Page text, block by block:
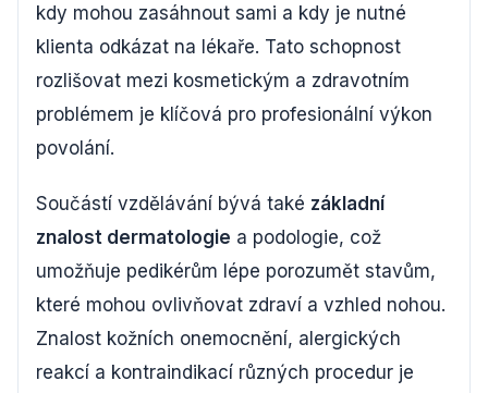
kdy mohou zasáhnout sami a kdy je nutné
klienta odkázat na lékaře. Tato schopnost
rozlišovat mezi kosmetickým a zdravotním
problémem je klíčová pro profesionální výkon
povolání.
Součástí vzdělávání bývá také základní
znalost dermatologie a podologie, což
umožňuje pedikérům lépe porozumět stavům,
které mohou ovlivňovat zdraví a vzhled nohou.
Znalost kožních onemocnění, alergických
reakcí a kontraindikací různých procedur je